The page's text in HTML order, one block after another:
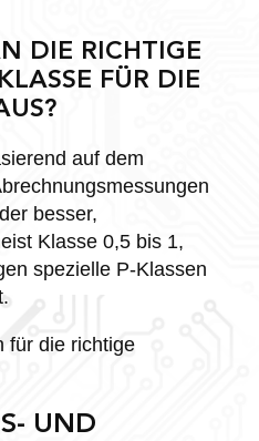
DIE RICHTIGE
FÜR DIE
auf dem
besser,
Klasse 0,5 bis 1,
spezielle P-Klassen
für die richtige
UND